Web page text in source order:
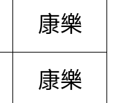
康樂
康樂